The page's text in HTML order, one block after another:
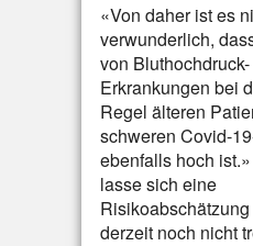
«Von daher ist es
verwunderlich,
von Bluthochdruck-
Erkrankungen bei
Regel älteren
schweren Covid-
ebenfalls hoch
lasse sich eine
derzeit noch nicht